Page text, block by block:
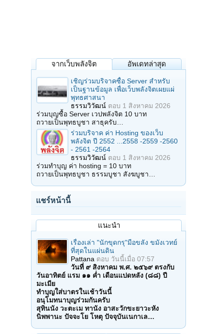
จากเว็บพลังจิต อัพเดทล่าสุด
เชิญร่วมบริจาคซื้อ Server สำหรับ
เป็นฐานข้อมูล เพื่อเว็บพลังจิตเผยแผ่
พุทธศาสนา
ธรรมวิวัฒน์ ตอบ 1 สิงหาคม 2026
ร่วมบุญซื้อ Server เวปพลังจิต 10 บาท
ถวายเป็นพุทธบูชา สาธุครับ…
ร่วมบริจาค ค่า Hosting ของเว็บ
พลังจิต ปี 2552 ...2558 -2559 -2560
- 2561 -2564
ธรรมวิวัฒน์ ตอบ 1 สิงหาคม 2026
ร่วมทำบุญ ค่า hosting = 10 บาท
ถวายเป็นพุทธบูชา ธรรมบูชา สังฆบูชา…
แชร์หน้านี้
แนะนำ
เรื่องเล่า "นักขุดกรุ"มือขลัง ขมังเวทย์
ที่สุดในแผ่นดิน
Pattana ตอบ วันนี้เมื่อ 07:57
วันที่ ๙ สิงหาคม พ.ศ. ๒๕๖๙ ตรงกับ
วันอาทิตย์ แรม ๑๑ ค่ำ เดือนแปดหลัง (๘๘) ปี
มะเมีย
ทำบุญใส่บาตรในเช้าวันนี้
อนุโมทนาบุญร่วมกันครับ
สุทินนัง วะตะเม ทานัง อาสะวักขะยาวะหัง
นิพพานะ ปัจจะโย โหตุ ปัจจุบันเนกาเล…